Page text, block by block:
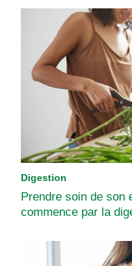
Digestion
Prendre soin de son
commence par la